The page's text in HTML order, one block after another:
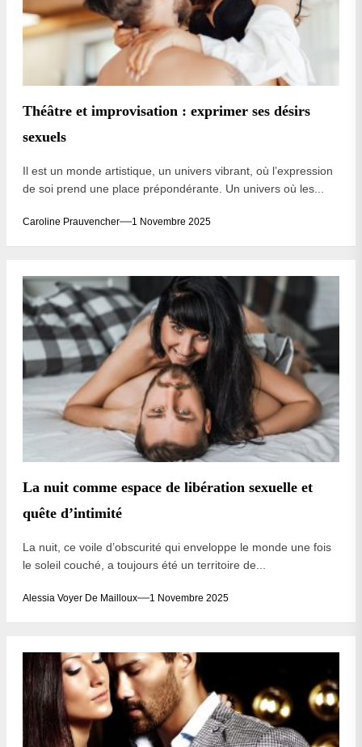
Théâtre et improvisation : exprimer ses désirs
sexuels
Il est un monde artistique, un univers vibrant, où l’expression
de soi prend une place prépondérante. Un univers où les...
Caroline Prauvencher 1 Novembre 2025
La nuit comme espace de libération sexuelle et
quête d’intimité
La nuit, ce voile d’obscurité qui enveloppe le monde une fois
le soleil couché, a toujours été un territoire de...
Alessia Voyer De Mailloux 1 Novembre 2025